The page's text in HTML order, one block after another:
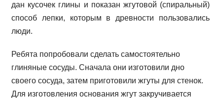
дан кусочек глины и показан жгутовой (спиральный)
способ лепки, которым в древности пользовались
люди.
Ребята попробовали сделать самостоятельно
глиняные сосуды. Сначала они изготовили дно
своего сосуда, затем приготовили жгуты для стенок.
Для изготовления основания жгут закручивается